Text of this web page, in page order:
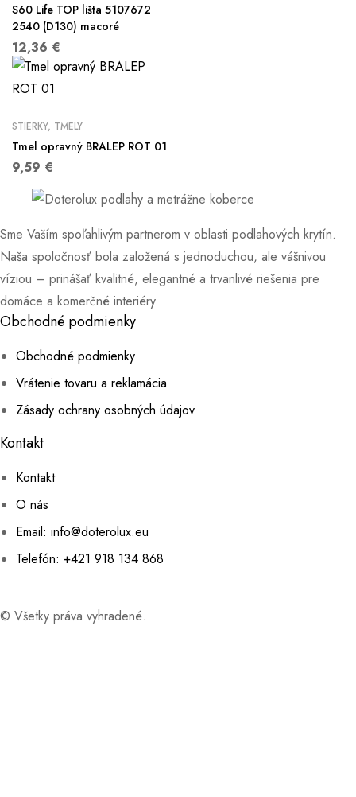
S60 Life TOP lišta 5107672
2540 (D130) macoré
12,36 €
STIERKY, TMELY
Tmel opravný BRALEP ROT 01
9,59 €
Sme Vaším spoľahlivým partnerom v oblasti podlahových krytín.
Naša spoločnosť bola založená s jednoduchou, ale vášnivou
víziou – prinášať kvalitné, elegantné a trvanlivé riešenia pre
domáce a komerčné interiéry.
Obchodné podmienky
Obchodné podmienky
Vrátenie tovaru a reklamácia
Zásady ochrany osobných údajov
Kontakt
Kontakt
O nás
Email: info@doterolux.eu
Telefón: +421 918 134 868
© Všetky práva vyhradené.